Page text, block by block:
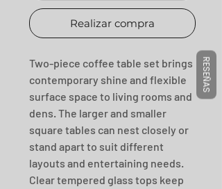
Realizar compra
Two-piece coffee table set brings
contemporary shine and flexible
surface space to living rooms and
dens. The larger and smaller
square tables can nest closely or
stand apart to suit different
layouts and entertaining needs.
Clear tempered glass tops keep
RESEÑAS